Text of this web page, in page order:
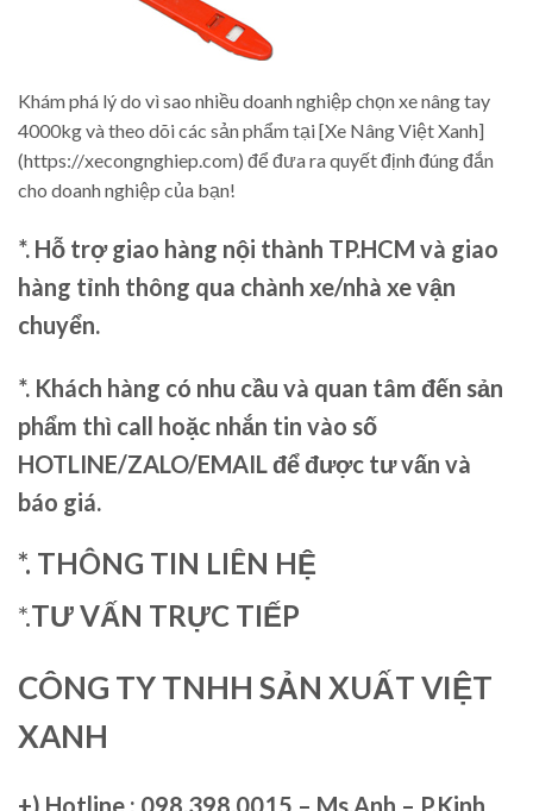
Khám phá lý do vì sao nhiều doanh nghiệp chọn xe nâng tay
4000kg và theo dõi các sản phẩm tại [Xe Nâng Việt Xanh]
(https://xecongnghiep.com) để đưa ra quyết định đúng đắn
cho doanh nghiệp của bạn!
*. Hỗ trợ giao hàng nội thành TP.HCM và giao
hàng tỉnh thông qua chành xe/nhà xe vận
chuyển.
*. Khách hàng có nhu cầu và quan tâm đến sản
phẩm thì call hoặc nhắn tin vào số
HOTLINE/ZALO/EMAIL để được tư vấn và
báo giá.
*. THÔNG TIN LIÊN HỆ
*.TƯ VẤN TRỰC TIẾP
CÔNG TY TNHH SẢN XUẤT VIỆT
XANH
+) Hotline : 098.398.0015 – Ms.Anh – P.Kinh